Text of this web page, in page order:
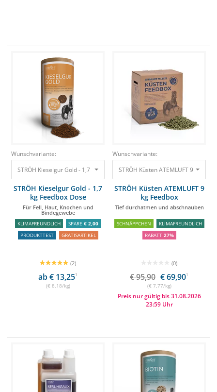
Wunschvariante:
STRÖH Kieselgur Gold - 1,7 kg Feedbox Dose Für Fell, Haut, Knochen und
STRÖH Kieselgur Gold - 1,7
kg Feedbox Dose
Für Fell, Haut, Knochen und
Bindegewebe
KLIMAFREUNDLICH SPARE € 2,00
PRODUKTTEST
GRATISARTIKEL
(2)
ab € 13,251
(€ 8,18/kg)
Wunschvariante:
STRÖH Küsten ATEMLUFT 9 kg
STRÖH Küsten ATEMLUFT 9
kg Feedbox
Tief durchatmen und abschnauben
SCHNÄPPCHEN
KLIMAFREUNDLICH
RABATT 27%
(0)
€ 95,90 € 69,901
(€ 7,77/kg)
Preis nur gültig bis 31.08.2026
23:59 Uhr